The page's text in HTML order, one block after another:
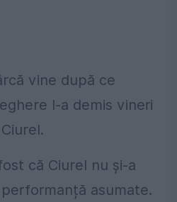
vine după ce
l-a demis vineri
că Ciurel nu și-a
asumate.